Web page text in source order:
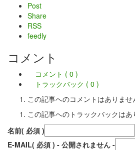
Post
Share
RSS
feedly
コメント
コメント ( 0 )
トラックバック ( 0 )
この記事へのコメントはありませ
この記事へのトラックバックはあ
名前( 必須 )
E-MAIL( 必須 ) - 公開されません -